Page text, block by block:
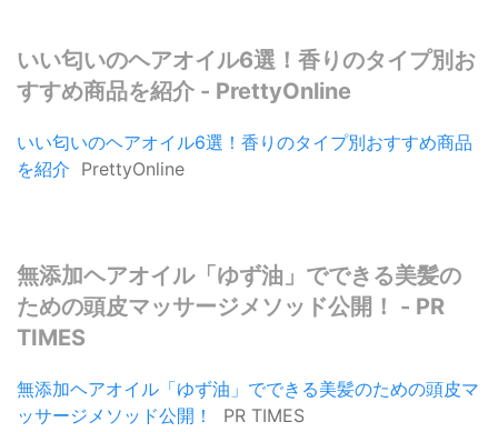
いい匂いのヘアオイル6選！香りのタイプ別お
すすめ商品を紹介 - PrettyOnline
いい匂いのヘアオイル6選！香りのタイプ別おすすめ商品
を紹介 PrettyOnline
無添加ヘアオイル「ゆず油」でできる美髪の
ための頭皮マッサージメソッド公開！ - PR
TIMES
無添加ヘアオイル「ゆず油」でできる美髪のための頭皮マ
ッサージメソッド公開！
PR TIMES